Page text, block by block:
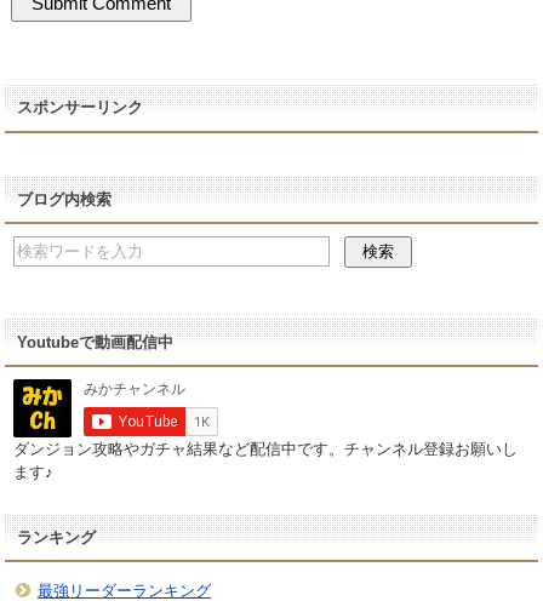
スポンサーリンク
ブログ内検索
Youtubeで動画配信中
ダンジョン攻略やガチャ結果など配信中です。チャンネル登録お願いし
ます♪
ランキング
最強リーダーランキング